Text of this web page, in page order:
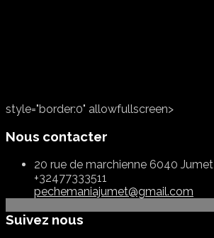
style="border:0" allowfullscreen>
Nous contacter
20 rue de marchienne 6040 Jumet
+32477333511
pechemaniajumet@gmail.com
Suivez nous